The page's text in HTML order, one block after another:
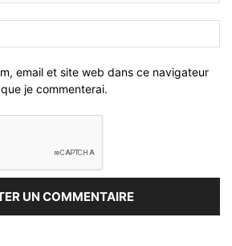
email et site web dans ce navigateur
je commenterai.